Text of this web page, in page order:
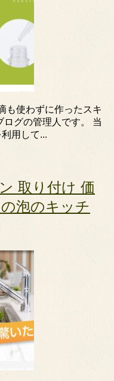
も使わずに作ったスキ
ログの管理人です。 当
用して...
取り付け 価
泡のキッチ